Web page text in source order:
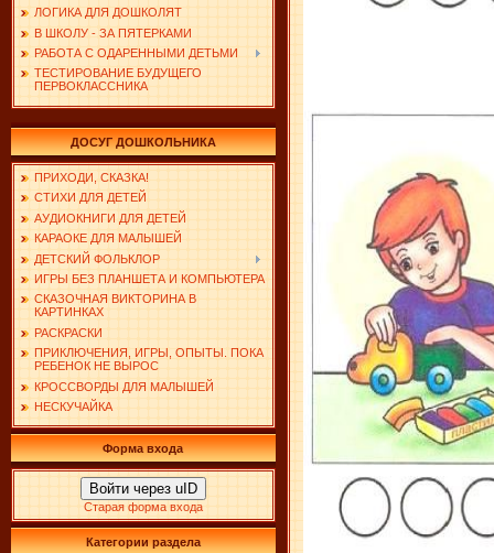
ЛОГИКА ДЛЯ ДОШКОЛЯТ
В ШКОЛУ - ЗА ПЯТЕРКАМИ
РАБОТА С ОДАРЕННЫМИ ДЕТЬМИ
ТЕСТИРОВАНИЕ БУДУЩЕГО
ПЕРВОКЛАССНИКА
ДОСУГ ДОШКОЛЬНИКА
ПРИХОДИ, СКАЗКА!
СТИХИ ДЛЯ ДЕТЕЙ
АУДИОКНИГИ ДЛЯ ДЕТЕЙ
КАРАОКЕ ДЛЯ МАЛЫШЕЙ
ДЕТСКИЙ ФОЛЬКЛОР
ИГРЫ БЕЗ ПЛАНШЕТА И КОМПЬЮТЕРА
СКАЗОЧНАЯ ВИКТОРИНА В
КАРТИНКАХ
РАСКРАСКИ
ПРИКЛЮЧЕНИЯ, ИГРЫ, ОПЫТЫ. ПОКА
РЕБЕНОК НЕ ВЫРОС
КРОССВОРДЫ ДЛЯ МАЛЫШЕЙ
НЕСКУЧАЙКА
Форма входа
Войти через uID
Старая форма входа
Категории раздела